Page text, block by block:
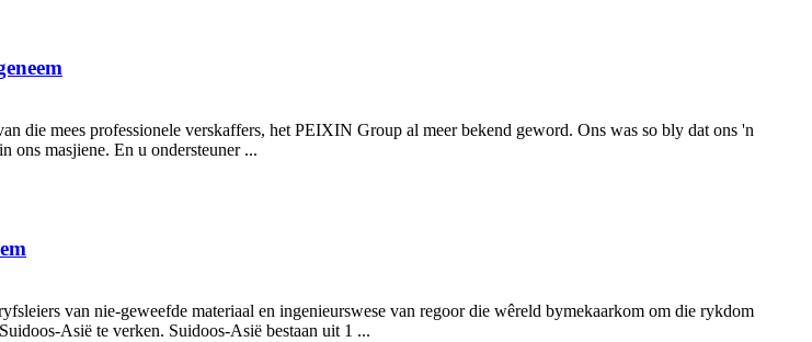
die mees professionele verskaffers, het PEIXIN Group al meer bekend geword. Ons was so bly dat ons 'n
ons masjiene. En u ondersteuner ...
van nie-geweefde materiaal en ingenieurswese van regoor die wêreld bymekaarkom om die rykdom
Asië te verken. Suidoos-Asië bestaan ​​uit 1 ...